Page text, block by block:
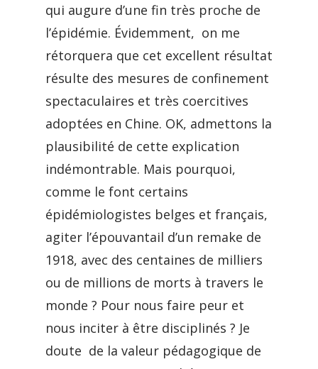
qui augure d’une fin très proche de
l’épidémie. Évidemment, on me
rétorquera que cet excellent résultat
résulte des mesures de confinement
spectaculaires et très coercitives
adoptées en Chine. OK, admettons la
plausibilité de cette explication
indémontrable. Mais pourquoi,
comme le font certains
épidémiologistes belges et français,
agiter l’épouvantail d’un remake de
1918, avec des centaines de milliers
ou de millions de morts à travers le
monde ? Pour nous faire peur et
nous inciter à être disciplinés ? Je
doute de la valeur pédagogique de